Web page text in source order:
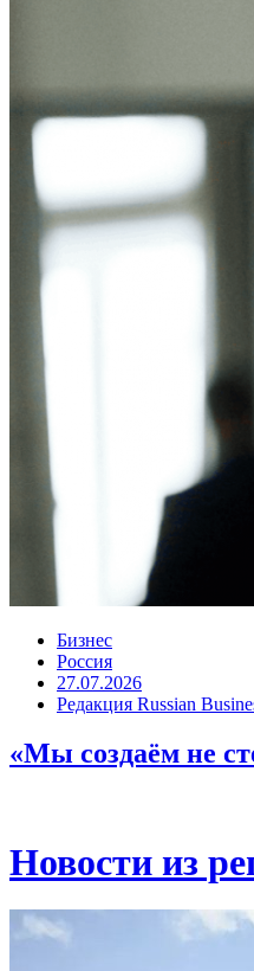
Бизнес
Россия
27.07.2026
Редакция Russian
«Мы создаём не
Новости из